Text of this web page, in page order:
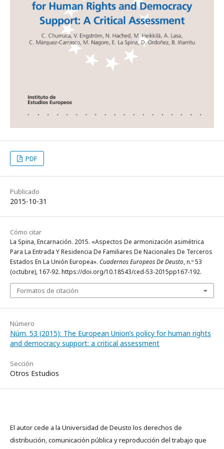
PDF
Publicado
2015-10-31
Cómo citar
La Spina, Encarnación. 2015. «Aspectos De armonización asimétrica
Para La Entrada Y Residencia De Familiares De Nacionales De Terceros
Estados En La Unión Europea». Cuadernos Europeos De Deusto, n.º 53
(octubre), 167-92. https://doi.org/10.18543/ced-53-2015pp167-192.
Formatos de citación
Número
Núm. 53 (2015): The European Union’s policy for human rights
and democracy support: a critical assessment
Sección
Otros Estudios
El autor cede a la Universidad de Deusto los derechos de
distribución, comunicación pública y reproducción del trabajo que